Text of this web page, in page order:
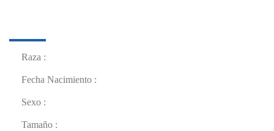
Raza :
Fecha Nacimiento :
Sexo :
Tamaño :